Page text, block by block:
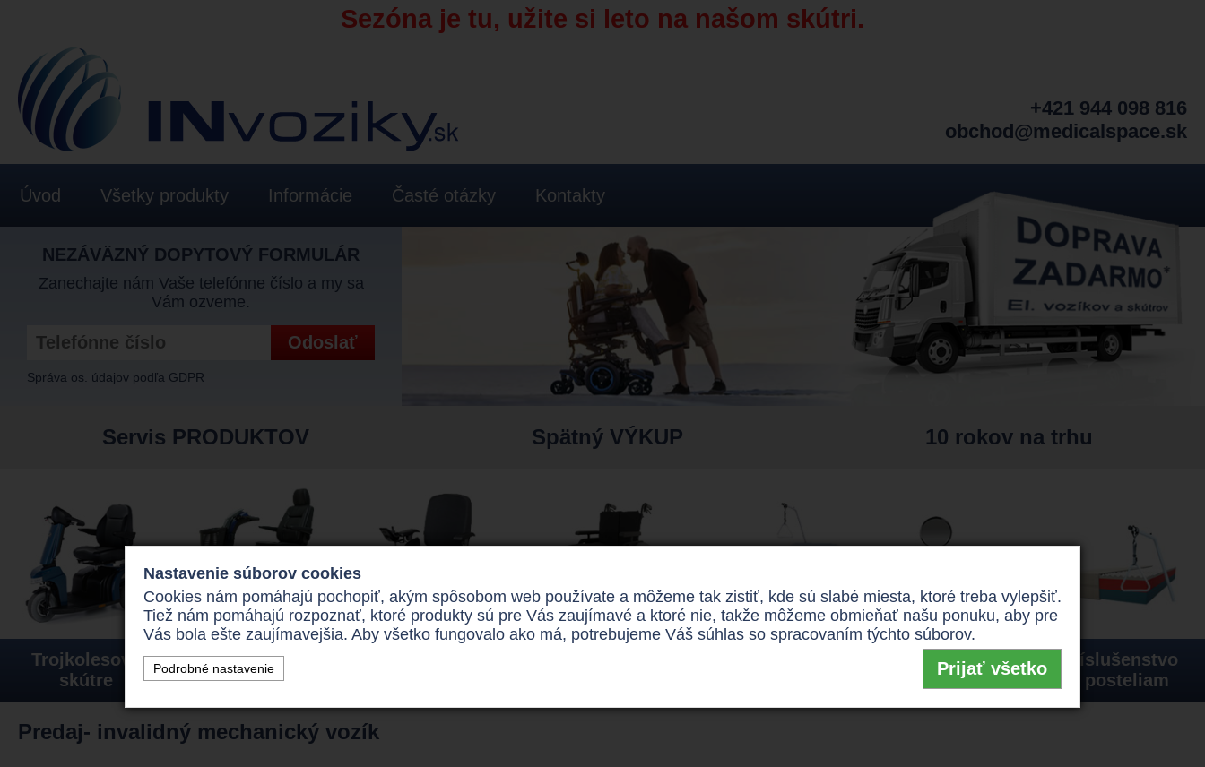
Sezóna je tu, užite si leto na našom skútri.
+421 944 098 816
obchod@medicalspace.sk
Úvod Všetky produkty Informácie Časté otázky Kontakty
NEZÁVÄZNÝ DOPYTOVÝ FORMULÁR
Zanechajte nám Vaše telefónne číslo a my sa
Vám ozveme.
Správa os. údajov podľa GDPR
Servis PRODUKTOV Spätný VÝKUP 10 rokov na trhu
Trojkolesové
skútre
Štvorkolesové
skútre
Príslušenstvo
k vozíkom
Príslušenstvo
k posteliam
Predaj- invalidný mechanický vozík
Nastavenie súborov cookies
Cookies nám pomáhajú pochopiť, akým spôsobom web používate a môžeme tak zistiť, kde sú slabé miesta, ktoré treba vylepšiť.
Tiež nám pomáhajú rozpoznať, ktoré produkty sú pre Vás zaujímavé a ktoré nie, takže môžeme obmieňať našu ponuku, aby pre
Vás bola ešte zaujímavejšia. Aby všetko fungovalo ako má, potrebujeme Váš súhlas so spracovaním týchto súborov.
Podrobné nastavenie Prijať všetko